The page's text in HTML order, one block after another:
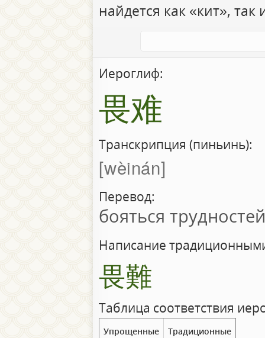
найдется как «кит», так
Иероглиф:
畏难
Транскрипция (пиньинь):
wèinán
Перевод:
бояться трудностей
Написание
畏難
Таблица соответствия
Упрощенные Традиционные